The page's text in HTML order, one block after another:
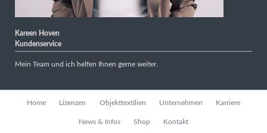
Kareen Hoven
Kundenservice
Mein Team und ich helfen Ihnen gerne weiter.
Home Lizenzen Objekttextilien Unternehmen Karriere
News & Infos Shop Kontakt